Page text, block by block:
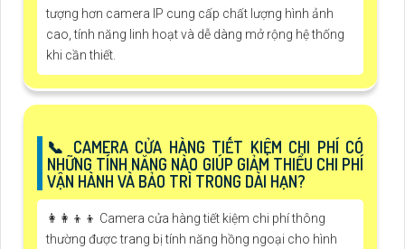
tượng hơn camera IP cung cấp chất lượng hình ảnh
cao, tính năng linh hoạt và dễ dàng mở rộng hệ thống
khi cần thiết.
📞 CAMERA CỬA HÀNG TIẾT KIỆM CHI PHÍ CÓ
NHỮNG TÍNH NĂNG NÀO GIÚP GIẢM THIỂU CHI PHÍ
VẬN HÀNH VÀ BẢO TRÌ TRONG DÀI HẠN?
👩‍👩‍👦‍👦 Camera cửa hàng tiết kiệm chi phí thông
thường được trang bị tính năng hồng ngoại cho hình